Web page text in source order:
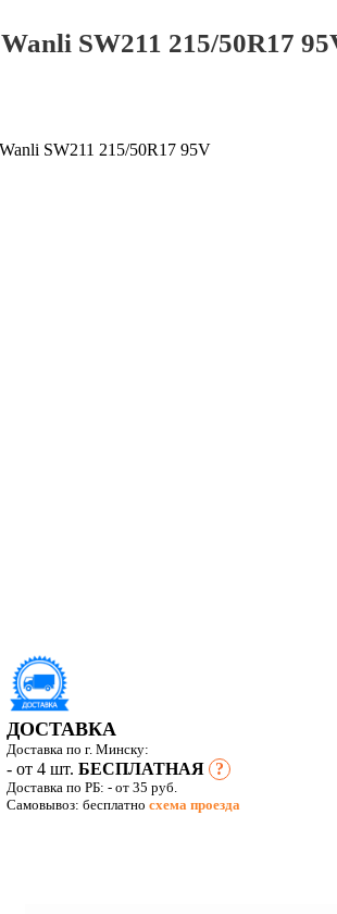
Wanli SW211 215/50R17
ДОСТАВКА
Доставка по г. Минску:
- от 4 шт.БЕСПЛАТНАЯ ?
Доставка по РБ:- от 35 руб.
Самовывоз: бесплатносхема проезда